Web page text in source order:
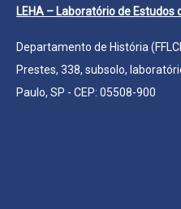
LEHA – Laboratório de
Departamento de História
Prestes, 338, subsolo,
Paulo, SP - CEP: 05508-900